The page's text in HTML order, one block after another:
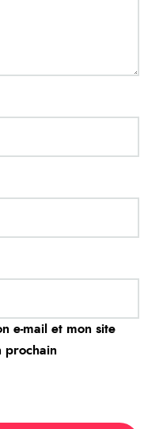
e-mail et mon site
prochain